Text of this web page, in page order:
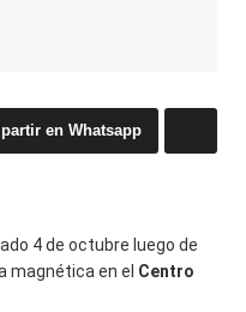
en Whatsapp
4 de octubre luego de
magnética en el Centro